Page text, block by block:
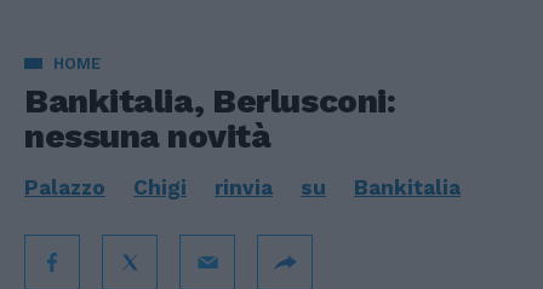
HOME
Bankitalia, Berlusconi:
nessuna novità
Palazzo Chigi rinvia su Bankitalia